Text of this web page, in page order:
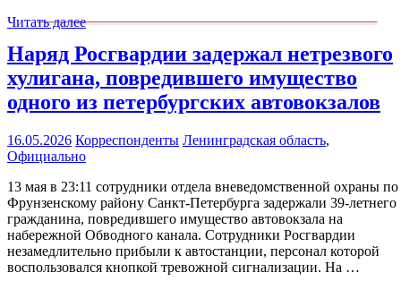
Читать далее
Наряд Росгвардии задержал нетрезвого
хулигана, повредившего имущество
одного из петербургских автовокзалов
16.05.2026 Корреспонденты Ленинградская область,
Официально
13 мая в 23:11 сотрудники отдела вневедомственной охраны по
Фрунзенскому району Санкт-Петербурга задержали 39-летнего
гражданина, повредившего имущество автовокзала на
набережной Обводного канала. Сотрудники Росгвардии
незамедлительно прибыли к автостанции, персонал которой
воспользовался кнопкой тревожной сигнализации. На …